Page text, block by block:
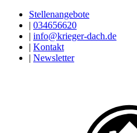
Stellenangebote
| 034656620
| info@krieger-dach.de
| Kontakt
| Newsletter